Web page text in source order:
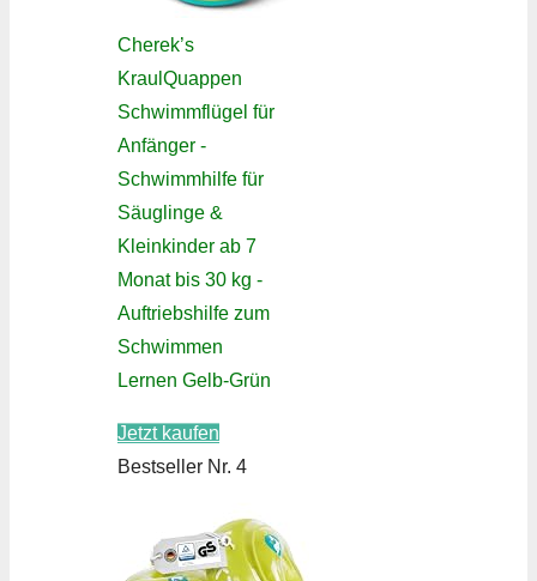
Cherek’s
KraulQuappen
Schwimmflügel für
Anfänger -
Schwimmhilfe für
Säuglinge &
Kleinkinder ab 7
Monat bis 30 kg -
Auftriebshilfe zum
Schwimmen
Lernen Gelb-Grün
Jetzt kaufen
Bestseller Nr. 4